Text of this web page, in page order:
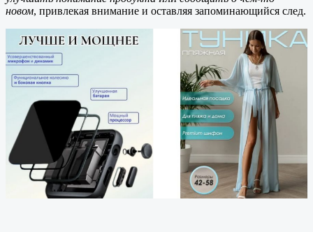
новом, привлекая внимание и оставляя запоминающийся след.